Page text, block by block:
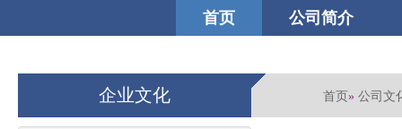
首页
公司简介
企业文化 首页» 公司文